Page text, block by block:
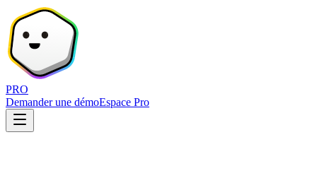
PRO
Demander une démoEspace Pro